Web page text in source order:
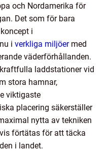
och Nordamerika för
Det som för bara
i
i verkliga miljöermed
väderförhållanden.
laddstationer vid
stora hamnar,
viktigaste
placering säkerställer
nytta av tekniken
förtätas för att täcka
i landet.